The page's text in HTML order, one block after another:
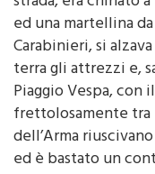
strada, era chinato
ed una martellina da
Carabinieri, si
terra gli attrezzi e,
Piaggio Vespa, con
frettolosamente
dell’Arma